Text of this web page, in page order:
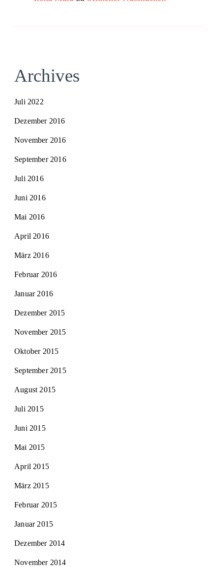
Archives
Juli 2022
Dezember 2016
November 2016
September 2016
Juli 2016
Juni 2016
Mai 2016
April 2016
März 2016
Februar 2016
Januar 2016
Dezember 2015
November 2015
Oktober 2015
September 2015
August 2015
Juli 2015
Juni 2015
Mai 2015
April 2015
März 2015
Februar 2015
Januar 2015
Dezember 2014
November 2014